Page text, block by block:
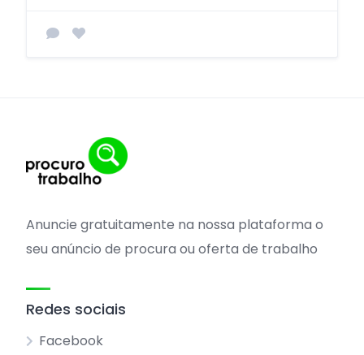
Anuncie gratuitamente na nossa plataforma o
seu anúncio de procura ou oferta de trabalho
Redes sociais
Facebook